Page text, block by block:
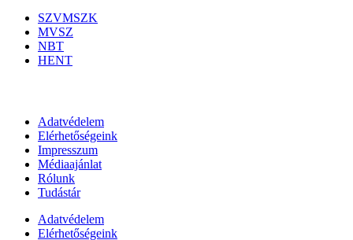
SZVMSZK
MVSZ
NBT
HENT
Adatvédelem
Elérhetőségeink
Impresszum
Médiaajánlat
Rólunk
Tudástár
Adatvédelem
Elérhetőségeink